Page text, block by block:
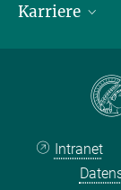
LinkedIn
Karriere
Max Planck Law
Intranet